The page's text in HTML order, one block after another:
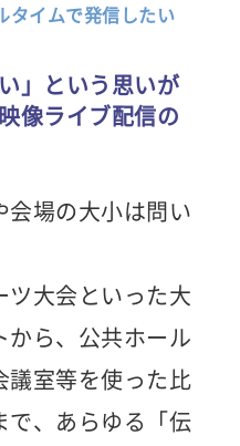
タイムで発信したい
」という思いが
像ライブ配信の
会場の大小は問い
ツ大会といった大
から、公共ホール
議室等を使った比
で、あらゆる「伝